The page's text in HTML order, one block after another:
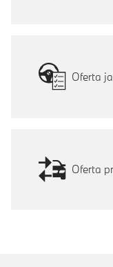
Oferta
Oferta